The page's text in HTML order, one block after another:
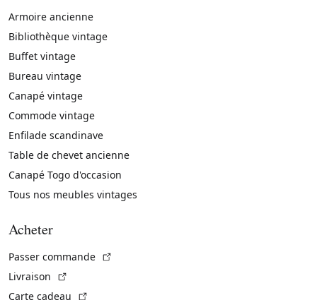
Armoire ancienne
Bibliothèque vintage
Buffet vintage
Bureau vintage
Canapé vintage
Commode vintage
Enfilade scandinave
Table de chevet ancienne
Canapé Togo d'occasion
Tous nos meubles vintages
Acheter
Passer commande
Livraison
Carte cadeau